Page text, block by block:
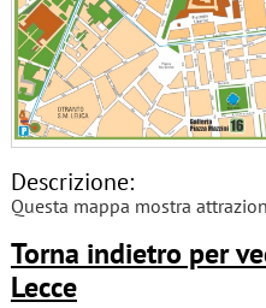
Descrizione:
Questa mappa mostra
Torna indietro per
Lecce